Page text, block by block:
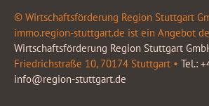
© Wirtschaftsförderung Region Stuttgart
immo.region-stuttgart.de ist ein Angebot
Wirtschaftsförderung Region Stuttgart
Friedrichstraße 10, 70174 Stuttgart • Tel.:
info@region-stuttgart.de